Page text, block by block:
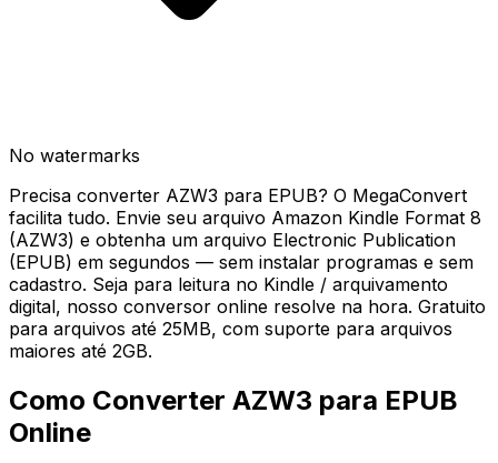
No watermarks
Precisa converter AZW3 para EPUB? O MegaConvert
facilita tudo. Envie seu arquivo Amazon Kindle Format 8
(AZW3) e obtenha um arquivo Electronic Publication
(EPUB) em segundos — sem instalar programas e sem
cadastro. Seja para leitura no Kindle / arquivamento
digital, nosso conversor online resolve na hora. Gratuito
para arquivos até 25MB, com suporte para arquivos
maiores até 2GB.
Como Converter AZW3 para EPUB
Online